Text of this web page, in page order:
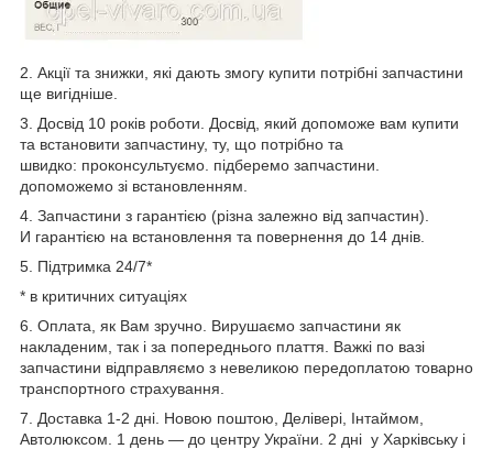
2. Акції та знижки, які дають змогу купити потрібні запчастини
ще вигідніше.
3. Досвід 10 років роботи. Досвід, який допоможе вам купити
та встановити запчастину, ту, що потрібно та
швидко: проконсультуємо. підберемо запчастини.
допоможемо зі встановленням.
4. Запчастини з гарантією (різна залежно від запчастин).
И гарантією на встановлення та повернення до 14 днів.
5. Підтримка 24/7*
* в критичних ситуаціях
6. Оплата, як Вам зручно. Вирушаємо запчастини як
накладеним, так і за попереднього плаття. Важкі по вазі
запчастини відправляємо з невеликою передоплатою товарно
транспортного страхування.
7. Доставка 1-2 дні. Новою поштою, Делівері, Інтаймом,
Автолюксом. 1 день — до центру України. 2 дні у Харківську і